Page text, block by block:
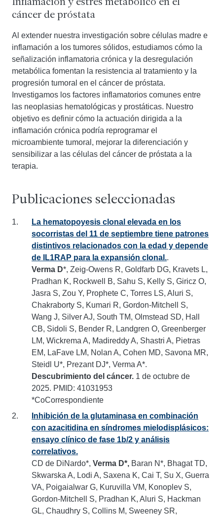
Inflamación y estrés metabólico en el
cáncer de próstata
Al extender nuestra investigación sobre células madre e
inflamación a los tumores sólidos, estudiamos cómo la
señalización inflamatoria crónica y la desregulación
metabólica fomentan la resistencia al tratamiento y la
progresión tumoral en el cáncer de próstata.
Investigamos los factores inflamatorios comunes entre
las neoplasias hematológicas y prostáticas. Nuestro
objetivo es definir cómo la actuación dirigida a la
inflamación crónica podría reprogramar el
microambiente tumoral, mejorar la diferenciación y
sensibilizar a las células del cáncer de próstata a la
terapia.
Publicaciones seleccionadas
La hematopoyesis clonal elevada en los
socorristas del 11 de septiembre tiene patrones
distintivos relacionados con la edad y depende
de IL1RAP para la expansión clonal..
Verma D*, Zeig-Owens R, Goldfarb DG, Kravets L,
Pradhan K, Rockwell B, Sahu S, Kelly S, Giricz O,
Jasra S, Zou Y, Prophete C, Torres LS, Aluri S,
Chakraborty S, Kumari R, Gordon-Mitchell S,
Wang J, Silver AJ, South TM, Olmstead SD, Hall
CB, Sidoli S, Bender R, Landgren O, Greenberger
LM, Wickrema A, Madireddy A, Shastri A, Pietras
EM, LaFave LM, Nolan A, Cohen MD, Savona MR,
Steidl U*, Prezant DJ*, Verma A*.
Descubrimiento del cáncer. 1 de octubre de
2025. PMID: 41031953
*CoCorrespondiente
Inhibición de la glutaminasa en combinación
con azacitidina en síndromes mielodisplásicos:
ensayo clínico de fase 1b/2 y análisis
correlativos.
CD de DiNardo*, Verma D*, Baran N*, Bhagat TD,
Skwarska A, Lodi A, Saxena K, Cai T, Su X, Guerra
VA, Poigaialwar G, Kuruvilla VM, Konoplev S,
Gordon-Mitchell S, Pradhan K, Aluri S, Hackman
GL, Chaudhry S, Collins M, Sweeney SR,